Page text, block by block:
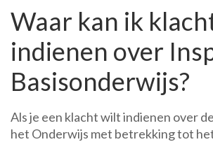
Waar kan ik
indienen over
Basisonderwijs?
Als je een klacht wilt indienen over
het Onderwijs met betrekking tot